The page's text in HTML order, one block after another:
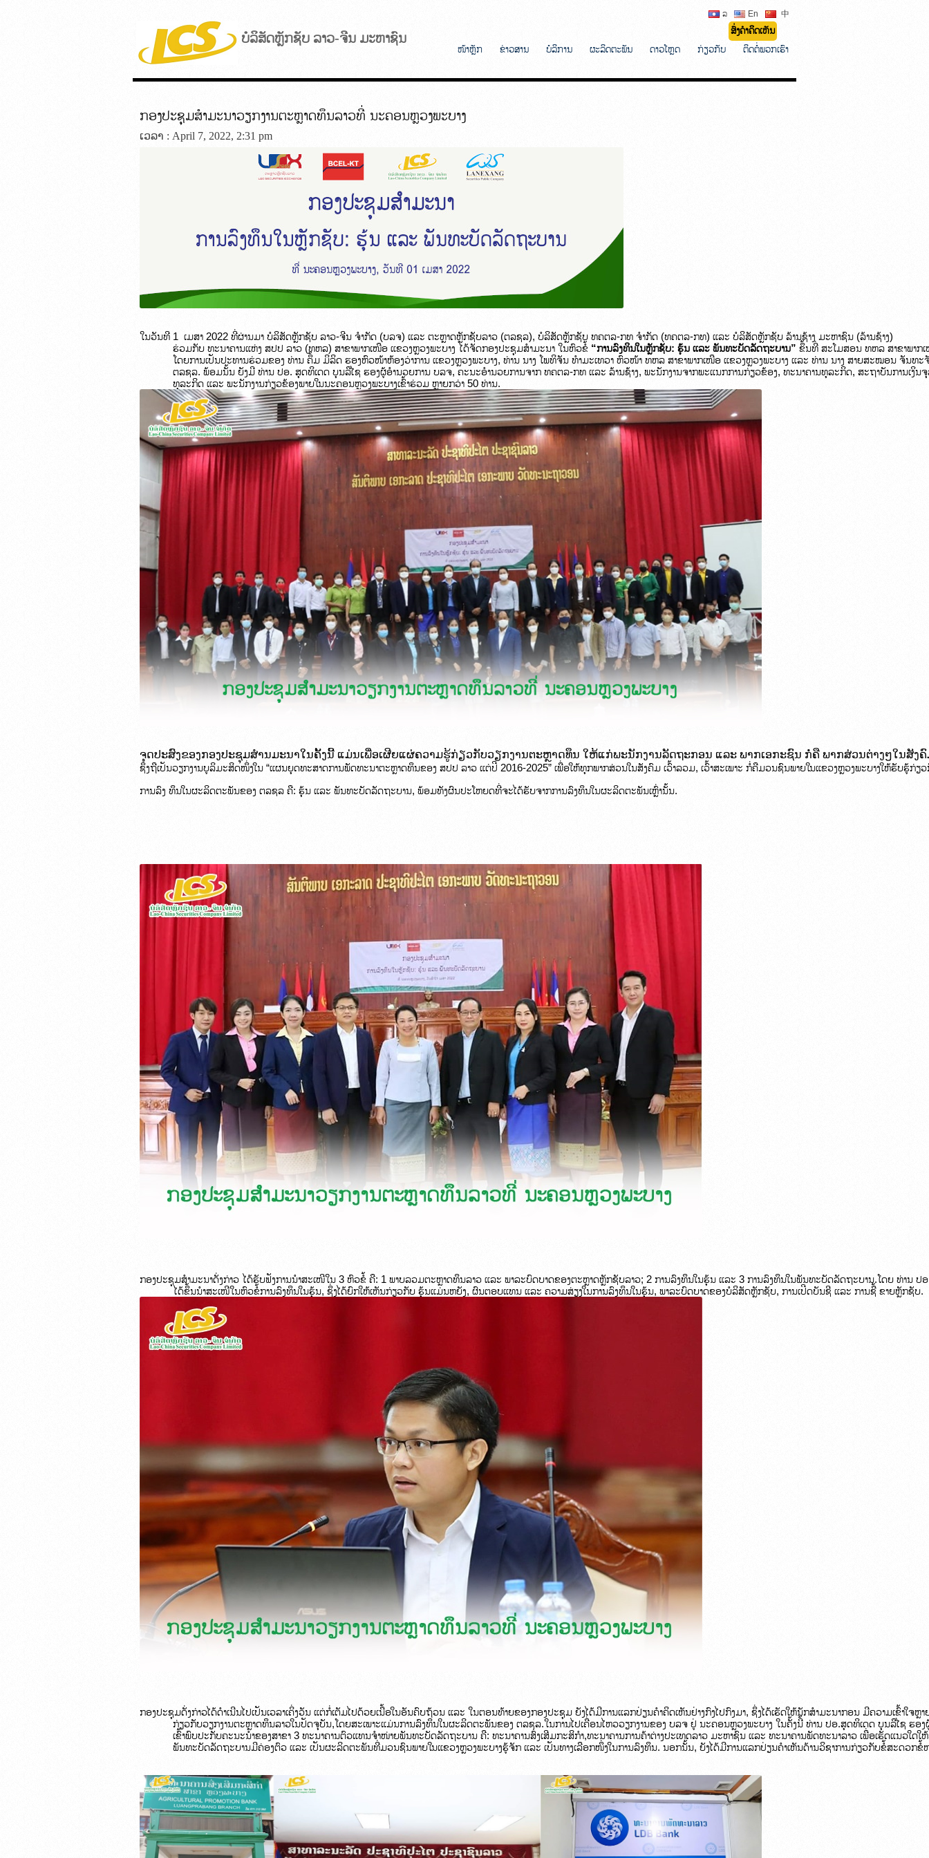
ບໍລິສັດຫຼັກຊັບ ລາວ-ຈີນ ມະຫາຊົນ
ລ En 中
ສົ່ງຄຳຄິດເຫັນ
ໜ້າຫຼັກ ຂ່າວສານ ບໍລິການ ຜະລິດຕະພັນ ດາວໂຫຼດ ກ່ຽວກັບ ຕິດຕໍ່ພວກເຮົາ
ກອງປະຊຸມສຳມະນາວຽກງານຕະຫຼາດທຶນລາວທີ່ ນະຄອນຫຼວງພະບາງ
ເວລາ : April 7, 2022, 2:31 pm
ໃນວັນທີ 1  ເມສາ 2022 ທີ່ຜ່ານມາ ບໍລິສັດຫຼັກຊັບ ລາວ-ຈີນ ຈຳກັດ (ບລຈ) ແລະ ຕະຫຼາດຫຼັກຊັບລາວ (ຕລຊລ), ບໍລິສັດຫຼັກຊັບ ທຄຕລ-ກທ ຈຳກັດ (ທຄຕລ-ກທ) ແລະ ບໍລິສັດຫຼັກຊັບ ລ້ານຊ້າງ ມະຫາຊົນ (ລ້ານຊ້າງ)
ຮ່ວມກັບ ທະນາຄານແຫ່ງ ສປປ ລາວ (ທຫລ) ສາຂາພາກເໜືອ ແຂວງຫຼວງພະບາງ ໄດ້ຈັດກອງປະຊຸມ​ສຳມະນາ ໃນຫົວຂໍ້ “ການລົງທຶນໃນຫຼັກຊັບ: ຮຸ້ນ ແລະ ພັນທະບັດລັດຖະບານ” ຂຶ້ນທີ່ ສະໂມສອນ ທຫລ ສາຂາພາກ
ໂດຍການເປັນປະທານຮ່ວມຂອງ ທ່ານ ຄຶ້ມ ມິລິດ ຮອງຫົວໜ້າຫ້ອງວ່າການ ແຂວງຫຼວງພະບາງ, ທ່ານ ນາງ ໂພທິຈັນ ທຳມະເທວາ ຫົວໜ້າ ທຫລ ສາຂາພາກເໜືອ ແຂວງຫຼວງພະບາງ ແລະ ທ່ານ ນາງ ສາຍສະໝອນ ຈັນທ
ຕລຊລ. ພ້ອມນັ້ນ ຍັງມີ ທ່ານ ປອ. ສຸດທິເດດ ບຸນລືໄຊ ຮອງຜູ້ອຳນວຍການ ບລຈ, ຄະນະອຳນວຍການຈາກ ທຄຕລ-ກທ ແລະ ລ້ານຊ້າງ, ພະນັກງານຈາກພະແນກການກ່ຽວຂ້ອງ, ທະນາຄານທຸລະກິດ, ສະຖາບັນການເງິ
ທຸລະກິດ ແລະ ພະນັກງານກ່ຽວຂ້ອງພາຍໃນນະຄອນຫຼວງພະບາງເຂົ້າຮ່ວມ ຫຼາຍກວ່າ 50 ທ່ານ.
ຈຸດປະສົງຂອງກອງປະຊຸມສຳນມະນາໃນຄັ້ງນີ້ ແມ່ນເພື່ອເຜີຍແຜ່ຄວາມຮູ້ກ່ຽວກັບວຽກງານຕະຫຼາດທຶນ ໃຫ້ແກ່ພະນັກງານລັດຖະກອນ ແລະ ພາກເອກະຊົນ ກໍ່ຄື ພາກສ່ວນຕ່າງໆໃນສັງ
ຊຶ່ງຖືເປັນວຽກງານບູລິມະສິດໜຶ່ງໃນ “ແຜນຍຸດທະສາດການພັດທະນາຕະຫຼາດທຶນຂອງ ສປປ ລາວ ແຕ່ປີ 2016-2025” ເພື່ອໃຫ້ທຸກພາກສ່ວນໃນສັງຄົມ ເວົ້າລວມ, ເວົ້າສະເພາະ ກໍ່ຄືມວນຊົນພາຍໃນແຂວງຫຼວງພະບາງໃຫ້ຮັບຮູ້ກ່
ການລົງ ທຶນໃນຜະລິດຕະພັນຂອງ ຕລຊລ ຄື: ຮຸ້ນ ແລະ ພັນທະບັດລັດຖະບານ, ພ້ອມທັງຜົນປະໂຫຍດທີ່ຈະໄດ້ຮັບຈາກການລົງທຶນໃນຜະລິດຕະພັນເຫຼົ່ານັ້ນ.
ກອງປະຊຸມສຳມະນາດັ່ງກ່າວ ໄດ້ຮັບຟັງການນຳສະເໜີໃນ 3 ຫົວຂໍ້ ຄື: 1 ພາບລວມຕະຫຼາດທຶນລາວ ແລະ ພາລະບົດບາດຂອງຕະຫຼາດຫຼັກຊັບລາວ; 2 ການລົງທຶນໃນຮຸ້ນ ແລະ 3 ການລົງທຶນໃນພັນທະບັດລັດຖະບານ.ໂດຍ ທ່ານ
ໄດ້ຂຶ້ນນຳສະເໜີໃນຫົວຂໍ້ການລົງທຶນໃນຮຸ້ນ, ຊຶ່ງໄດ້ຍົກໃຫ້ເຫັນກ່ຽວກັບ ຮຸ້ນແມ່ນຫຍັງ, ຜົນຕອບແທນ ແລະ ຄວາມສ່ຽງໃນການລົງທຶນໃນຮຸ້ນ, ພາລະບົດບາດຂອງບໍລິສັດຫຼັກຊັບ, ການເປີດບັນຊີ ແລະ ການຊື້ ຂາຍຫຼັກຊັບ.
ກອງປະຊຸມດັ່ງກ່າວໄດ້ດຳເນີນໄປເປັນເວລາເຄິ່ງວັນ ແຕ່ກໍ່ເຕັມໄປດ້ວຍເນື້ອໃນອັນຄົບຖ້ວນ ແລະ ໃນຕອນທ້າຍຂອງກອງປະຊຸມ ຍັງໄດ້ມີການແລກປ່ຽນຄໍາຄິດເຫັນຢ່າງກົງໄປກົງມາ, ຊຶ່ງໄດ້ເຮັດໃຫ້ນັກສຳມະນາກອນ ມີຄວາມເຂົ້າໃຈຫຼ
ກ່ຽວກັບວຽກງານຕະຫຼາດທຶນລາວໃນປັດຈຸບັນ,ໂດຍສະເພາະແມ່ນການລົງທຶນໃນຜະລິດຕະພັນຂອງ ຕລຊລ.ໃນການໄປເຄື່ອນໄຫວວຽກງານຂອງ ບລຈ ຢູ່ ນະຄອນຫຼວງພະບາງ ໃນຄັ້ງນີ້ ທ່ານ ປອ.ສຸດທິເດດ ບຸນລືໄຊ ຮ
ເຂົ້າພົບປະກັບຄະນະນຳຂອງສາຂາ 3 ທະນາຄານຕົວແທນຈຳໜ່າຍພັນທະບັດລັດຖະບານ ຄື: ທະນາຄານສົ່ງເສີມກະສິກຳ,ທະນາຄານການຄ້າຕ່າງປະເທດລາວ ມະຫາຊົນ ແລະ ທະນາຄານພັດທະນາລາວ ເພື່ອເຮັດແນວໃດໃ
ພັນທະບັດລັດຖະບານມີຄ່ອງຕົວ ແລະ ເປັນຜະລິດຕະພັນທີ່ມວນຊົນພາຍໃນແຂວງຫຼວງພະບາງຮູ້ຈັກ ແລະ ເປັນທາງເລືອກໜຶ່ງໃນການລົງທຶນ. ນອກນັ້ນ, ຍັງໄດ້ມີການແລກປ່ຽນຄຳເຫັນດ້ານວິຊາການກ່ຽວກັບຂໍ້ສະດວ